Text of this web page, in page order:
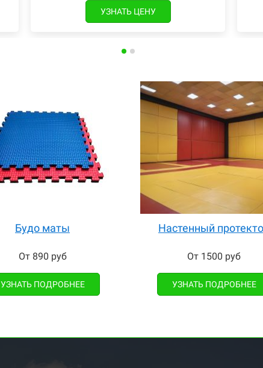
УЗНАТЬ ЦЕНУ
Будо маты
От 890 руб
УЗНАТЬ ПОДРОБНЕЕ
Настенный
От 1500 руб
УЗНАТЬ ПОДРОБНЕЕ